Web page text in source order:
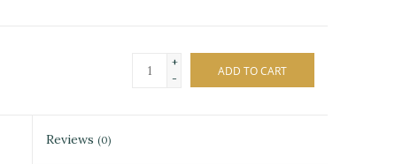
+
-
ADD TO CART
Reviews(0)